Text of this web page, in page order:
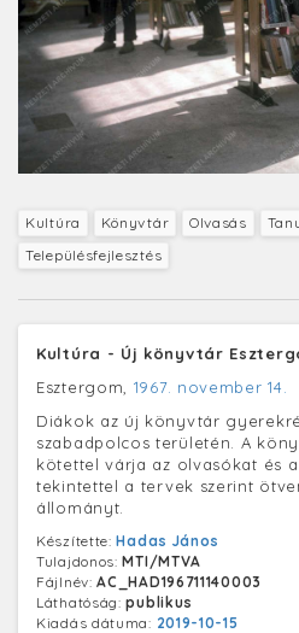
Kultúra Könyvtár Olvasás
Településfejlesztés
Kultúra - Új könyvtár
Esztergom, 1967. november 14.
Diákok az új könyvtár
szabadpolcos területén. A
kötettel várja az olvasókat és
tekintettel a tervek szerint
állományt.
Készítette:Hadas János
Tulajdonos:MTI/MTVA
Fájlnév:AC_HAD196711140003
Láthatóság:publikus
Kiadás dátuma: 2019-10-15